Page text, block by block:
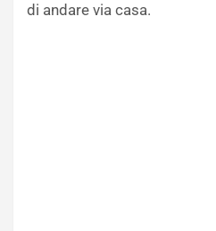
di andare via casa.